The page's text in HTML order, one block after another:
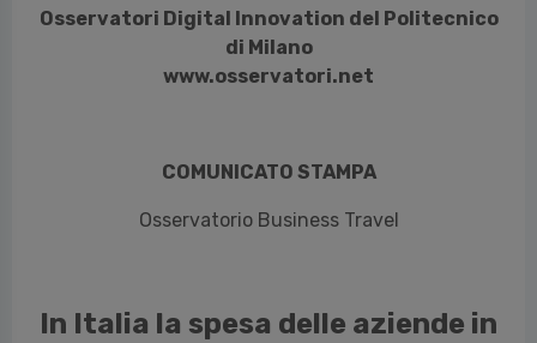
Osservatori Digital Innovation del Politecnico
di Milano
www.osservatori.net
COMUNICATO STAMPA
Osservatorio Business Travel
In Italia la spesa delle aziende in